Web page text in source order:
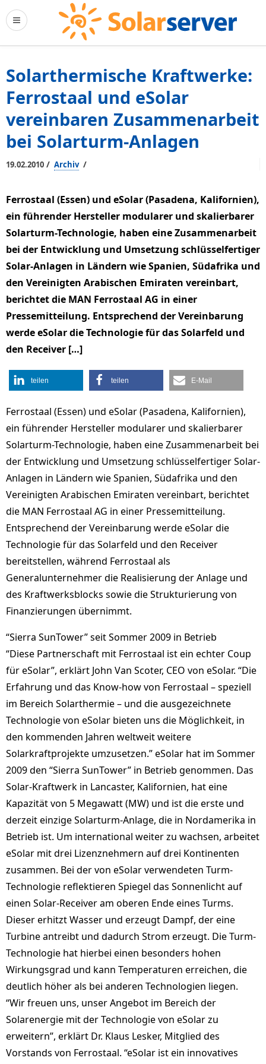
Solarthermische Kraftwerke:
Ferrostaal und eSolar
vereinbaren Zusammenarbeit
bei Solarturm-Anlagen
19.02.2010 / Archiv /
Ferrostaal (Essen) und eSolar (Pasadena, Kalifornien),
ein führender Hersteller modularer und skalierbarer
Solarturm-Technologie, haben eine Zusammenarbeit
bei der Entwicklung und Umsetzung schlüsselfertiger
Solar-Anlagen in Ländern wie Spanien, Südafrika und
den Vereinigten Arabischen Emiraten vereinbart,
berichtet die MAN Ferrostaal AG in einer
Pressemitteilung. Entsprechend der Vereinbarung
werde eSolar die Technologie für das Solarfeld und
den Receiver […]
teilen teilen E-Mail
Ferrostaal (Essen) und eSolar (Pasadena, Kalifornien),
ein führender Hersteller modularer und skalierbarer
Solarturm-Technologie, haben eine Zusammenarbeit bei
der Entwicklung und Umsetzung schlüsselfertiger Solar-
Anlagen in Ländern wie Spanien, Südafrika und den
Vereinigten Arabischen Emiraten vereinbart, berichtet
die MAN Ferrostaal AG in einer Pressemitteilung.
Entsprechend der Vereinbarung werde eSolar die
Technologie für das Solarfeld und den Receiver
bereitstellen, während Ferrostaal als
Generalunternehmer die Realisierung der Anlage und
des Kraftwerksblocks sowie die Strukturierung von
Finanzierungen übernimmt.
“Sierra SunTower” seit Sommer 2009 in Betrieb
“Diese Partnerschaft mit Ferrostaal ist ein echter Coup
für eSolar”, erklärt John Van Scoter, CEO von eSolar. “Die
Erfahrung und das Know-how von Ferrostaal – speziell
im Bereich Solarthermie – und die ausgezeichnete
Technologie von eSolar bieten uns die Möglichkeit, in
den kommenden Jahren weltweit weitere
Solarkraftprojekte umzusetzen.” eSolar hat im Sommer
2009 den “Sierra SunTower” in Betrieb genommen. Das
Solar-Kraftwerk in Lancaster, Kalifornien, hat eine
Kapazität von 5 Megawatt (MW) und ist die erste und
derzeit einzige Solarturm-Anlage, die in Nordamerika in
Betrieb ist. Um international weiter zu wachsen, arbeitet
eSolar mit drei Lizenznehmern auf drei Kontinenten
zusammen. Bei der von eSolar verwendeten Turm-
Technologie reflektieren Spiegel das Sonnenlicht auf
einen Solar-Receiver am oberen Ende eines Turms.
Dieser erhitzt Wasser und erzeugt Dampf, der eine
Turbine antreibt und dadurch Strom erzeugt. Die Turm-
Technologie hat hierbei einen besonders hohen
Wirkungsgrad und kann Temperaturen erreichen, die
deutlich höher als bei anderen Technologien liegen.
“Wir freuen uns, unser Angebot im Bereich der
Solarenergie mit der Technologie von eSolar zu
erweitern”, erklärt Dr. Klaus Lesker, Mitglied des
Vorstands von Ferrostaal. “eSolar ist ein innovatives